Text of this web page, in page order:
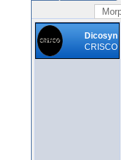
Dicosyn
CRISCO